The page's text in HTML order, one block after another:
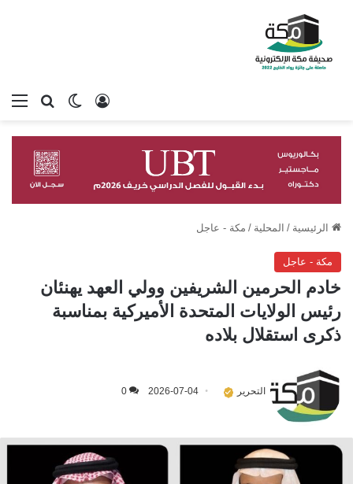
بحثالوضع
تسجيل الدخول
الرئيسية / المحلية / مكة - عاجل
مكة - عاجل
‏خادم الحرمين الشريفين وولي العهد يهنئان
رئيس الولايات المتحدة الأميركية بمناسبة
ذكرى استقلال بلاده
التحرير 2026-07-04
0